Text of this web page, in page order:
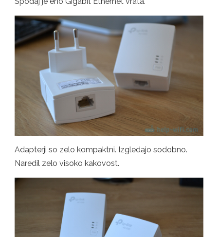
Adapterji so zelo kompaktni. Izgledajo sodobno.
Naredil zelo visoko kakovost.